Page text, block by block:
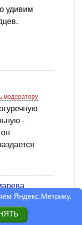
удивим
модератору
-
То ись...
Яндекс.Метрику.